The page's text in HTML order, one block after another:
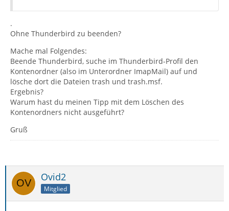
.
Ohne Thunderbird zu beenden?
Mache mal Folgendes:
Beende Thunderbird, suche im Thunderbird-Profil den
Kontenordner (also im Unterordner ImapMail) auf und
lösche dort die Dateien trash und trash.msf.
Ergebnis?
Warum hast du meinen Tipp mit dem Löschen des
Kontenordners nicht ausgeführt?
Gruß
Ovid2
Mitglied